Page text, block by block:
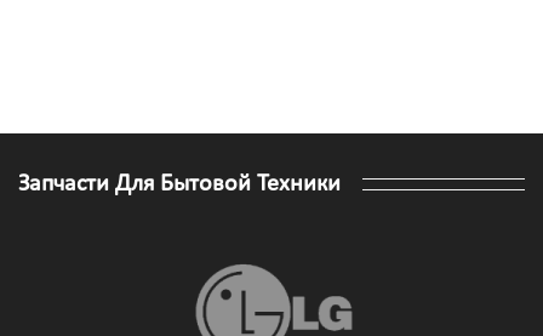
Запчасти Для Бытовой Техники